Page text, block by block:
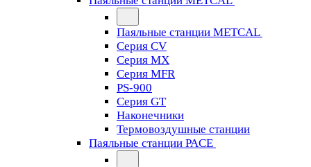
Паяльные станции METCAL
Серия CV
Серия MX
Серия MFR
PS-900
Серия GT
Наконечники
Термовоздушные станции
Паяльные станции PACE